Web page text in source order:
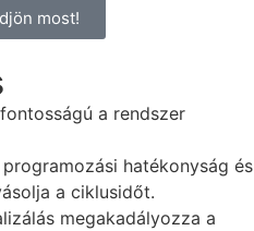
most!
a rendszer
hatékonyság és
a ciklusidőt.
megakadályozza a